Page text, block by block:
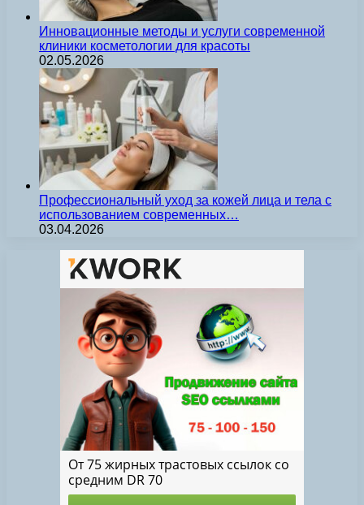
Инновационные методы и услуги современной
клиники косметологии для красоты
02.05.2026
Профессиональный уход за кожей лица и тела с
использованием современных…
03.04.2026